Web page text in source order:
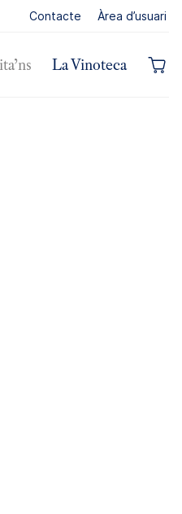
Contacte Àrea d’usuari
La Vinoteca